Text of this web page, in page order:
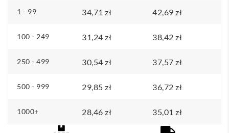
poliestrowym
1 - 99 34,71 zł 42,69 zł
100 - 249 31,24 zł 38,42 zł
250 - 499 30,54 zł 37,57 zł
500 - 999 29,85 zł 36,72 zł
1000+ 28,46 zł 35,01 zł